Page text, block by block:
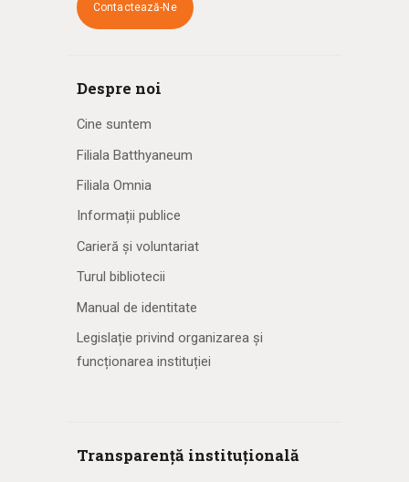
Contactează-Ne
Despre noi
Cine suntem
Filiala Batthyaneum
Filiala Omnia
Informații publice
Carieră și voluntariat
Turul bibliotecii
Manual de identitate
Legislație privind organizarea și
funcționarea instituției
Transparență instituțională